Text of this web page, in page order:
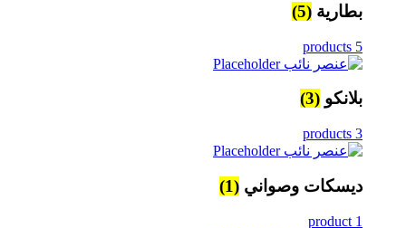
بطارية (5)
5 products
بلانكو (3)
3 products
ديسكات وصواني (1)
1 product